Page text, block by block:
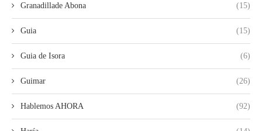
Granadillade Abona (15)
Guia (15)
Guia de Isora (6)
Guimar (26)
Hablemos AHORA (92)